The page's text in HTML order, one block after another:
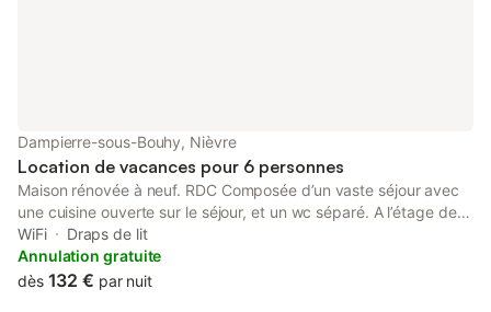
Dampierre-sous-Bouhy, Nièvre
Location de vacances pour 6 personnes
Maison rénovée à neuf. RDC Composée d’un vaste séjour avec
une cuisine ouverte sur le séjour, et un wc séparé. A l’étage de
cette belle maison: - 1 grande chambre avec lit 2 pers un petit
canapé et un lit parapluie - 1 chambre avec lit 2 pers - 1
chambre avec lit 2 pers et son bureau. Une grande salle de bain
WiFi
Draps de lit
Annulation gratuite
dès 132 € par nuit